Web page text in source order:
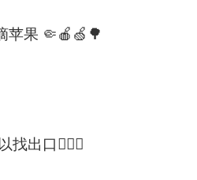
苹果 🤏🍎🍏🌳
出口🤦🏻‍♂️